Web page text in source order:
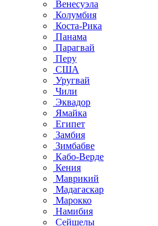
Венесуэла
Колумбия
Коста-Рика
Панама
Парагвай
Перу
США
Уругвай
Чили
Эквадор
Ямайка
Египет
Замбия
Зимбабве
Кабо-Верде
Кения
Маврикий
Мадагаскар
Марокко
Намибия
Сейшелы